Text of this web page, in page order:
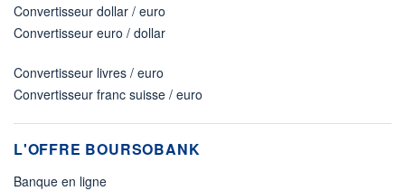
Convertisseur dollar / euro
Convertisseur euro / dollar
Convertisseur livres / euro
Convertisseur franc suisse / euro
L'OFFRE BOURSOBANK
Banque en ligne